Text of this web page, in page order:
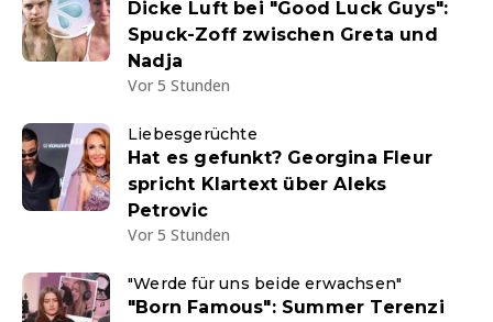
Dicke Luft bei "Good Luck Guys":
Spuck-Zoff zwischen Greta und
Nadja
Vor 5 Stunden
Liebesgerüchte
Hat es gefunkt? Georgina Fleur
spricht Klartext über Aleks
Petrovic
Vor 5 Stunden
"Werde für uns beide erwachsen"
"Born Famous": Summer Terenzi